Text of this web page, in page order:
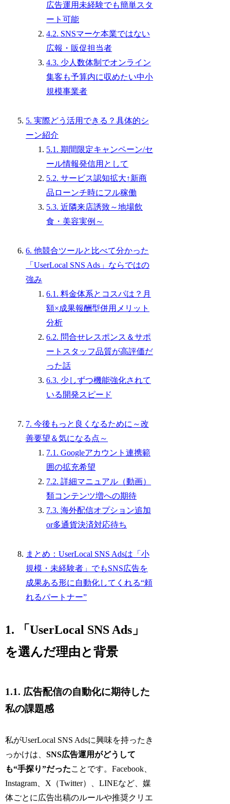
広告運用未経験でも簡単スタ
ート可能
4.2. SNSマーケ本業ではない
広報・販促担当者
4.3. 少人数体制でオンライン
集客も予算内に収めたい中小
規模事業者
5. 実際どう活用できる？具体的シ
ーン紹介
5.1. 期間限定キャンペーン/セ
ール情報発信用として
5.2. サービス認知拡大↑新商
品ローンチ時にフル稼働
5.3. 近隣来店誘致～地場飲
食・美容実例～
6. 他競合ツールと比べて分かった
「UserLocal SNS Ads」ならではの
強み
6.1. 料金体系とコスパは？月
額×成果報酬型併用メリット
分析
6.2. 問合せレスポンス＆サポ
ートスタッフ品質が高評価だ
った話
6.3. 少しずつ機能強化されて
いる開発スピード
7. 今後もっと良くなるために～改
善要望＆気になる点～
7.1. Googleアカウント連携範
囲の拡充希望
7.2. 詳細マニュアル（動画）
類コンテンツ増への期待
7.3. 海外配信オプション追加
or多通貨決済対応待ち
まとめ：UserLocal SNS Adsは「小
規模・未経験者」でもSNS広告を
成果ある形に自動化してくれる“頼
れるパートナー”
1. 「UserLocal SNS Ads」
を選んだ理由と背景
1.1. 広告配信の自動化に期待した
私の課題感
私がUserLocal SNS Adsに興味を持ったき
っかけは、SNS広告運用がどうして
も“手探り”だったことです。Facebook、
Instagram、X（Twitter）、LINEなど、媒
体ごとに広告出稿のルールや推奨クリエ